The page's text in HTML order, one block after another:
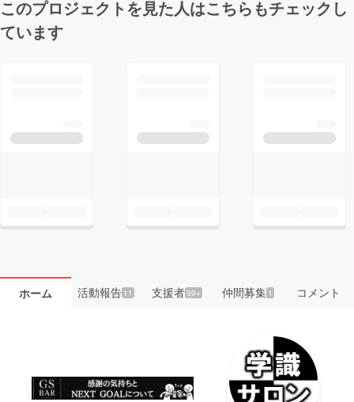
このプロジェクトを見た人はこちらもチェックし
ています
ホーム 活動報告11 支援者99+ 仲間募集 1 コメント